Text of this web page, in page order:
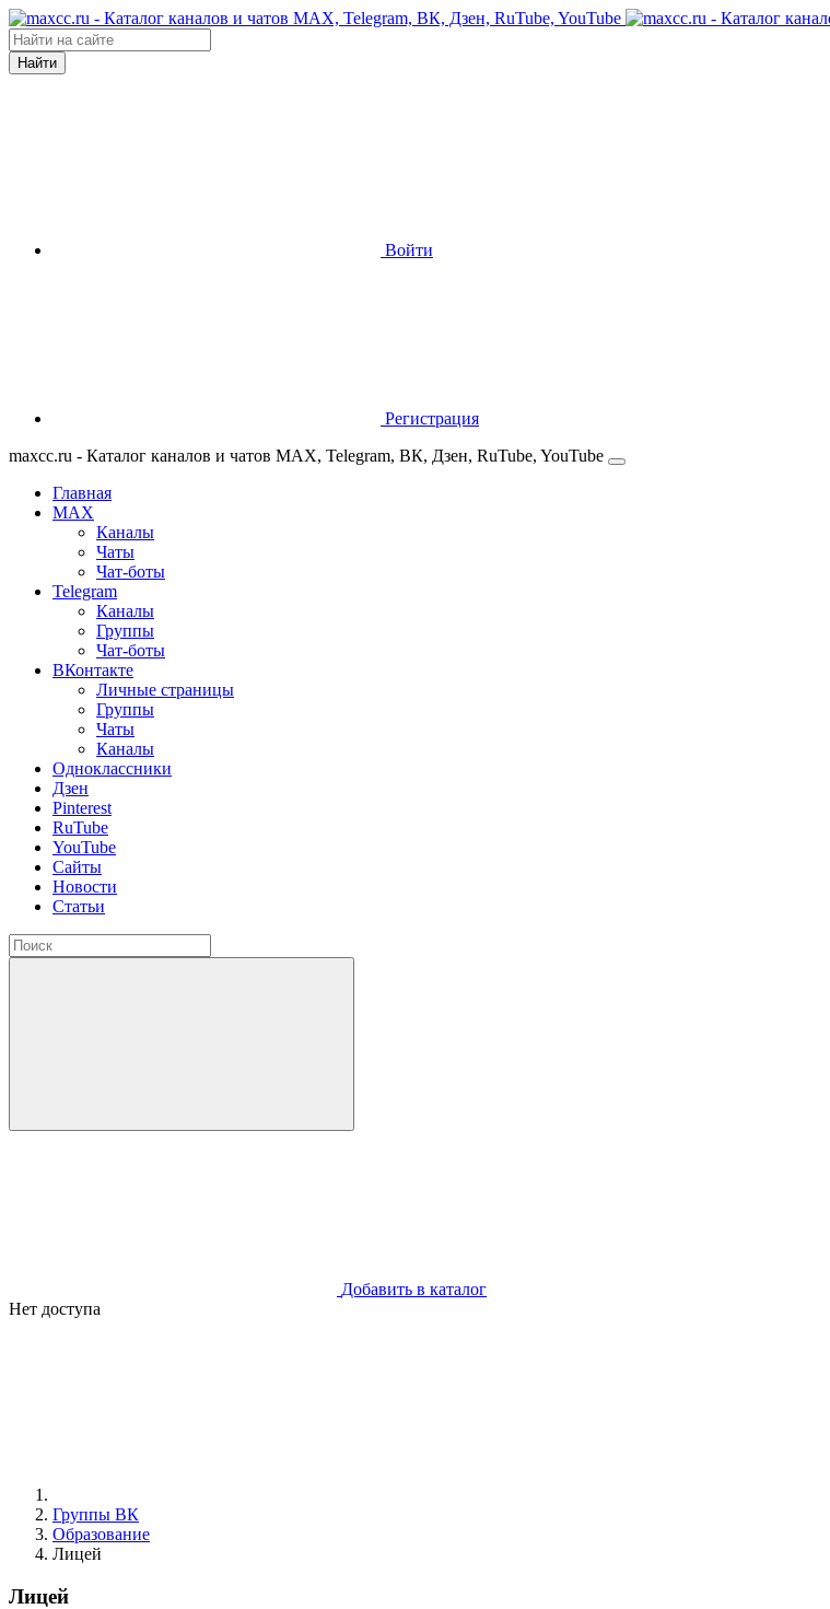
Найти
Войти
Регистрация
maxcc.ru - Каталог каналов и чатов MAX, Telegram, ВК, Дзен, RuTube, YouTube
Главная
MAX
Каналы
Чаты
Чат-боты
Telegram
Каналы
Группы
Чат-боты
ВКонтакте
Личные страницы
Группы
Чаты
Каналы
Одноклассники
Дзен
Pinterest
RuTube
YouTube
Сайты
Новости
Статьи
Добавить в каталог
Нет доступа
Группы ВК
Образование
Лицей
Лицей